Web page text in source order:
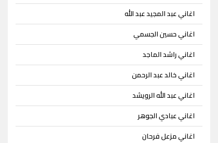
اغاني عبد المجيد عبد الله
اغاني حسين الجسمي
اغاني راشد الماجد
اغاني خالد عبد الرحمن
اغاني عبد الله الرويشد
اغاني عبادي الجوهر
اغاني مزعل فرحان